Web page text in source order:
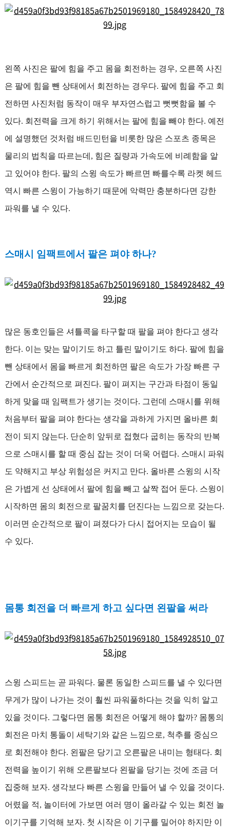
왼쪽 사진은 팔에 힘을 주고 몸을 회전하는 경우, 오른쪽 사진
은 팔에 힘을 뺀 상태에서 회전하는 경우다. 팔에 힘을 주고 회
전하면 사진처럼 동작이 매우 부자연스럽고 뻣뻣함을 볼 수
있다. 회전력을 크게 하기 위해서는 팔에 힘을 빼야 한다. 예전
에 설명했던 것처럼 배드민턴을 비롯한 많은 스포츠 종목은
물리의 법칙을 따르는데, 힘은 질량과 가속도에 비례함을 알
고 있어야 한다. 팔의 스윙 속도가 빠르면 빠를수록 라켓 헤드
역시 빠른 스윙이 가능하기 때문에 악력만 충분하다면 강한
파워를 낼 수 있다.
스매시 임팩트에서 팔은 펴야 하나?
많은 동호인들은 셔틀콕을 타구할 때 팔을 펴야 한다고 생각
한다. 이는 맞는 말이기도 하고 틀린 말이기도 하다. 팔에 힘을
뺀 상태에서 몸을 빠르게 회전하면 팔은 속도가 가장 빠른 구
간에서 순간적으로 펴진다. 팔이 펴지는 구간과 타점이 동일
하게 맞을 때 임팩트가 생기는 것이다. 그런데 스매시를 위해
처음부터 팔을 펴야 한다는 생각을 과하게 가지면 올바른 회
전이 되지 않는다. 단순히 앞뒤로 접혔다 굽히는 동작의 반복
으로 스매시를 할 때 중심 잡는 것이 더욱 어렵다. 스매시 파워
도 약해지고 부상 위험성은 커지고 만다. 올바른 스윙의 시작
은 가볍게 선 상태에서 팔에 힘을 빼고 살짝 접어 둔다. 스윙이
시작하면 몸의 회전으로 팔꿈치를 던진다는 느낌으로 갖는다.
이러면 순간적으로 팔이 펴졌다가 다시 접어지는 모습이 될
수 있다.
몸통 회전을 더 빠르게 하고 싶다면 왼팔을 써라
스윙 스피드는 곧 파워다. 물론 동일한 스피드를 낼 수 있다면
무게가 많이 나가는 것이 훨씬 파워풀하다는 것을 익히 알고
있을 것이다. 그렇다면 몸통 회전은 어떻게 해야 할까? 몸통의
회전은 마치 통돌이 세탁기와 같은 느낌으로, 척추를 중심으
로 회전해야 한다. 왼팔은 당기고 오른팔은 내미는 형태다. 회
전력을 높이기 위해 오른팔보다 왼팔을 당기는 것에 조금 더
집중해 보자. 생각보다 빠른 스윙을 만들어 낼 수 있을 것이다.
어렸을 적, 놀이터에 가보면 여러 명이 올라갈 수 있는 회전 놀
이기구를 기억해 보자. 첫 시작은 이 기구를 밀어야 하지만 이